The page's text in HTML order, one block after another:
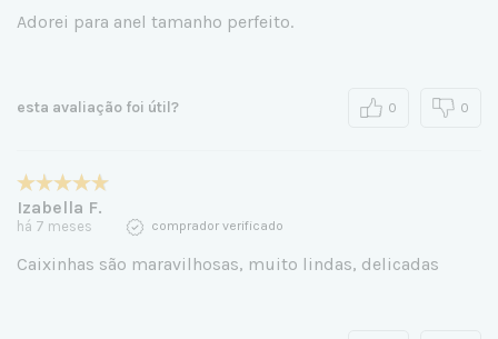
Adorei para anel tamanho perfeito.
esta avaliação foi útil? 0 0
Izabella F.
há 7 meses comprador verificado
Caixinhas são maravilhosas, muito lindas, delicadas